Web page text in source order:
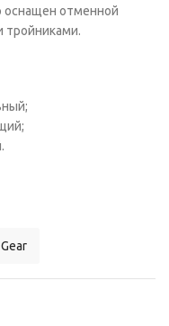
отменной
тройниками.